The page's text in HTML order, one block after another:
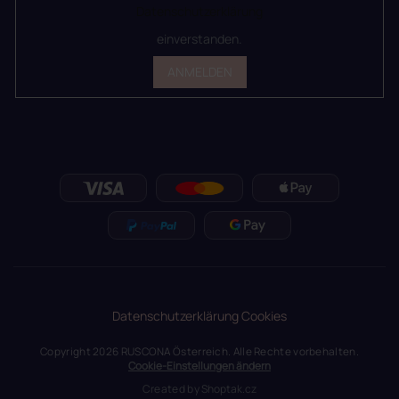
einverstanden.
DatenschutzerklärungCookies
Copyright 2026 RUSCONA Österreich. Alle Rechte vorbehalten.
Cookie-Einstellungen ändern
Created byShoptak.cz